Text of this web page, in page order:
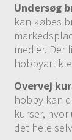
Undersøg
kan købes
medier. Der
Overvej
hobby kan
kurser,
det hele